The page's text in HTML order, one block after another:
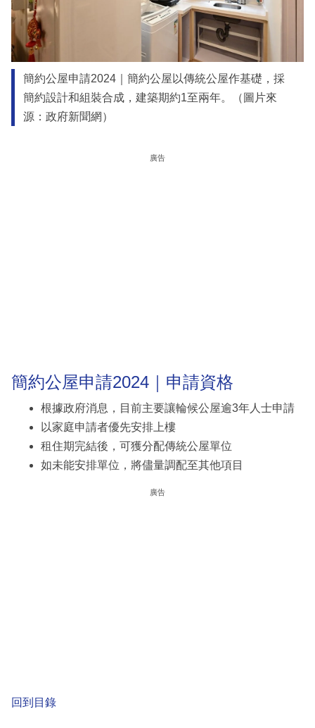
簡約公屋申請2024｜簡約公屋以傳統公屋作基礎，採
簡約設計和組裝合成，建築期約1至兩年。（圖片來
源：政府新聞網）
廣告
簡約公屋申請2024｜申請資格
根據政府消息，目前主要讓輪候公屋逾3年人士申請
以家庭申請者優先安排上樓
租住期完結後，可獲分配傳統公屋單位
如未能安排單位，將儘量調配至其他項目
廣告
回到目錄